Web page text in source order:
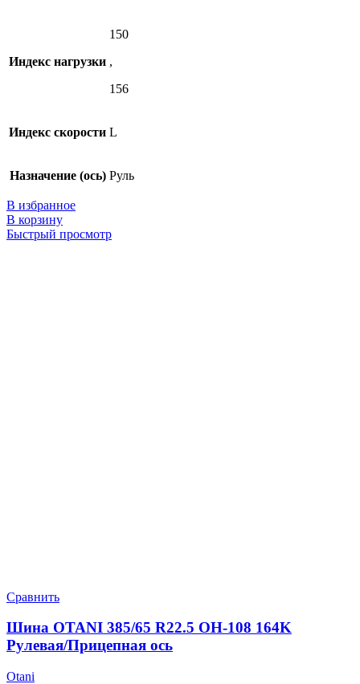
Индекс нагрузки
150
,
156
Индекс скорости L
Назначение (ось) Руль
В избранное
В корзину
Быстрый просмотр
Сравнить
Шина OTANI 385/65 R22.5 OH-108 164K
Рулевая/Прицепная ось
Otani